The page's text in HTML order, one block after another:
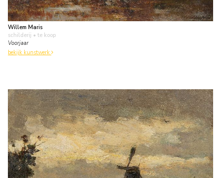
Willem Maris
schilderij • te koop
Voorjaar
bekijk kunstwerk